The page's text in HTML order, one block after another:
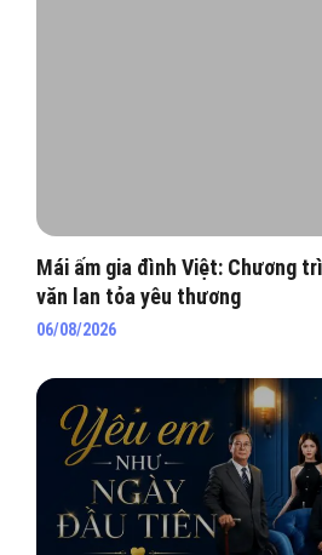
Mái ấm gia đình Việt: Chương
văn lan tỏa yêu thương
06/08/2026